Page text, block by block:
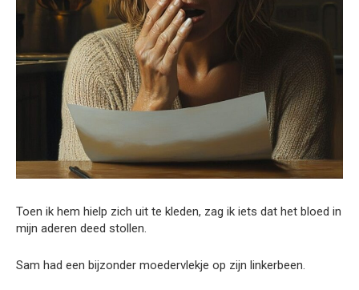
Toen ik hem hielp zich uit te kleden, zag ik iets dat het bloed in
mijn aderen deed stollen.
Sam had een bijzonder moedervlekje op zijn linkerbeen.